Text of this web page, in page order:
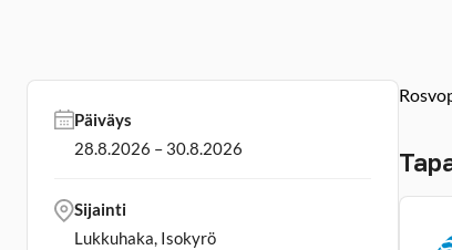
Päiväys
28.8.2026 – 30.8.2026
Sijainti
Lukkuhaka, Isokyrö